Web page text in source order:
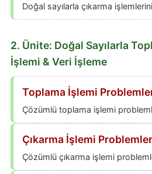
Doğal sayılarla çıkarma
2. Ünite: Doğal Sayılarla
İşlemi & Veri İşleme
Toplama İşlemi
Çözümlü toplama işlemi
Çıkarma İşlemi
Çözümlü çıkarma işlemi